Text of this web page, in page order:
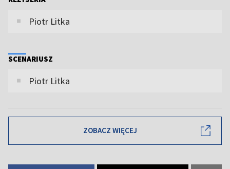
Piotr Litka
SCENARIUSZ
Piotr Litka
ZOBACZ WIĘCEJ